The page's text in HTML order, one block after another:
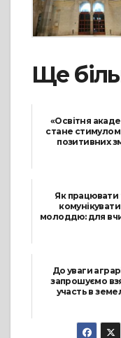
Ще
«Освітня
стане
позитивних
Як працювати
комунікувати
молоддю: для
До уваги
запрошуємо
участь в
17 Вересня,